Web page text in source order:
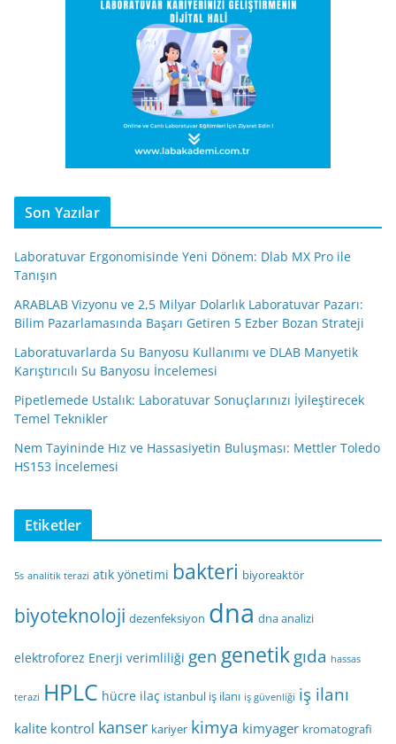
Son Yazılar
Laboratuvar Ergonomisinde Yeni Dönem: Dlab MX Pro ile
Tanışın
ARABLAB Vizyonu ve 2,5 Milyar Dolarlık Laboratuvar Pazarı:
Bilim Pazarlamasında Başarı Getiren 5 Ezber Bozan Strateji
Laboratuvarlarda Su Banyosu Kullanımı ve DLAB Manyetik
Karıştırıcılı Su Banyosu İncelemesi
Pipetlemede Ustalık: Laboratuvar Sonuçlarınızı İyileştirecek
Temel Teknikler
Nem Tayininde Hız ve Hassasiyetin Buluşması: Mettler Toledo
HS153 İncelemesi
Etiketler
5s analitik terazi atık yönetimi bakteri biyoreaktör
biyoteknoloji dezenfeksiyon dna dna analizi
elektroforez Enerji verimliliği gen genetikgıda hassas
terazi HPLC hücre ilaç istanbul iş ilanı iş güvenliği iş ilanı
kalite kontrol kanser kariyer kimya kimyager kromatografi